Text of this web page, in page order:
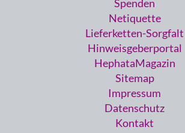
Spenden
Netiquette
Lieferketten-Sorgfalt
Hinweisgeberportal
HephataMagazin
Sitemap
Impressum
Datenschutz
Kontakt